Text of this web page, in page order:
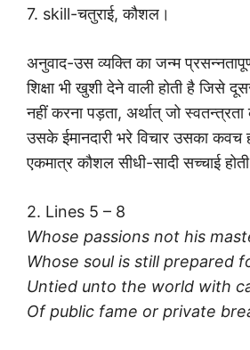
7. skill-चतुराई, कौशल।
अनुवाद-उस व्यक्ति का जन्म
शिक्षा भी खुशी देने वाली होती है जिसे
नहीं करना पड़ता, अर्थात् जो
उसके ईमानदारी भरे विचार उसका
एकमात्र कौशल सीधी-सादी सच्चाई
2. Lines 5 – 8
Whose passions not his
Whose soul is still prepared
Untied unto the world with
Of public fame or private